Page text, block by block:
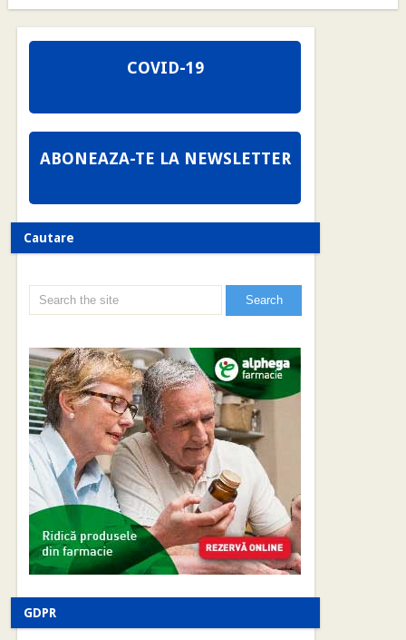
COVID-19
ABONEAZA-TE LA NEWSLETTER
Cautare
GDPR